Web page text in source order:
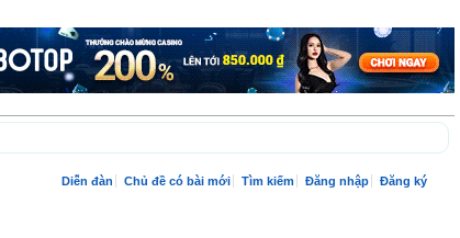
Diễn đàn Chủ đề có bài mới Tìm kiếm Đăng nhập Đăng ký